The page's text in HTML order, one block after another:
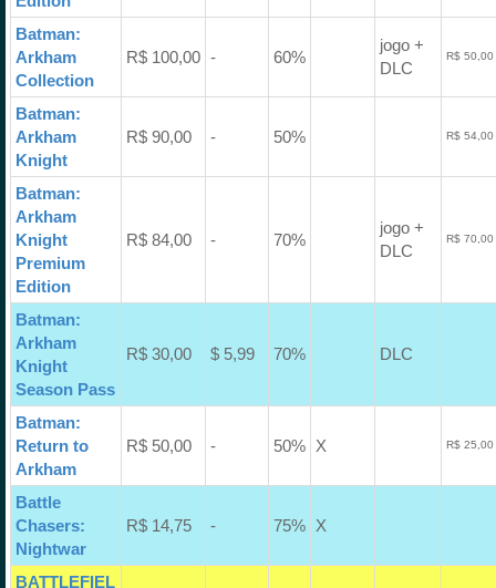
Batman:
Arkham
Collection
R$ 100,00 - 60%
jogo +
DLC
R$
Batman:
Arkham
Knight
R$ 90,00 - 50% R$
Batman:
Arkham
Knight
Premium
Edition
R$ 84,00 - 70%
jogo +
DLC
R$
Batman:
Arkham
Knight
Season Pass
R$ 30,00 $ 5,99 70% DLC
Batman:
Return to
Arkham
R$ 50,00 - 50% X R$
Battle
Chasers:
Nightwar
R$ 14,75 - 75% X
BATTLEFIEL